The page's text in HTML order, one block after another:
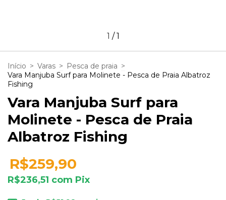
1 /1
Início > Varas > Pesca de praia >
Vara Manjuba Surf para Molinete - Pesca de Praia Albatroz
Fishing
Vara Manjuba Surf para
Molinete - Pesca de Praia
Albatroz Fishing
R$259,90
R$236,51 com Pix